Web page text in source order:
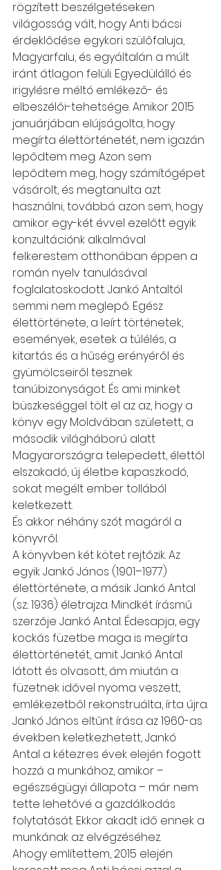
rögzített beszélgetéseken
világosság vált, hogy Anti bácsi
érdeklődése egykori szülőfaluja,
Magyarfalu, és egyáltalán a múlt
iránt átlagon felüli. Egyedülálló és
irigylésre méltó emlékező- és
elbeszélői-tehetsége. Amikor 2015
januárjában elújságolta, hogy
megírta élettörténetét, nem igazán
lepődtem meg. Azon sem
lepődtem meg, hogy számítógépet
vásárolt, és megtanulta azt
használni, továbbá azon sem, hogy
amikor egy-két évvel ezelőtt egyik
konzultációnk alkalmával
felkerestem otthonában éppen a
román nyelv tanulásával
foglalatoskodott. Jankó Antaltól
semmi nem meglepő. Egész
élettörténete, a leírt történetek,
események, esetek a túlélés, a
kitartás és a hűség erényéről és
gyümölcseiről tesznek
tanúbizonyságot. És ami minket
büszkeséggel tölt el az az, hogy a
könyv egy Moldvában született, a
második világháború alatt
Magyarországra telepedett, élettől
elszakadó, új életbe kapaszkodó,
sokat megélt ember tollából
keletkezett.
És akkor néhány szót magáról a
könyvről.
A könyvben két kötet rejtőzik. Az
egyik Jankó János (1901–1977)
élettörténete, a másik Jankó Antal
(sz.: 1936) életrajza. Mindkét írásmű
szerzője Jankó Antal. Édesapja, egy
kockás füzetbe maga is megírta
élettörténetét, amit Jankó Antal
látott és olvasott, ám miután a
füzetnek idővel nyoma veszett,
emlékezetből rekonstruálta, írta újra.
Jankó János eltűnt írása az 1960-as
években keletkezhetett, Jankó
Antal a kétezres évek elején fogott
hozzá a munkához, amikor –
egészségügyi állapota – már nem
tette lehetővé a gazdálkodás
folytatását. Ekkor akadt idő ennek a
munkának az elvégzéséhez.
Ahogy említettem, 2015 elején